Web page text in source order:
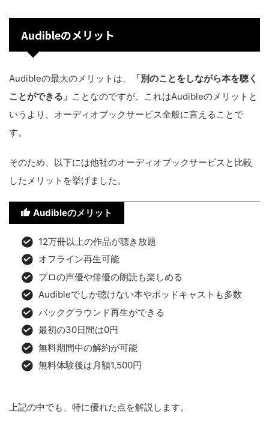
Audibleのメリット
Audibleの最大のメリットは、
「別のことをしながら本を聴く
ことができる」 ことなのですが、これはAudibleのメリットと
いうより、オーディオブックサービス全般に言えることで
す。
そのため、以下には他社のオーディオブックサービスと比較
したメリットを挙げました。
Audibleのメリット
12万冊以上の作品が聴き放題
オフライン再生可能
プロの声優や俳優の朗読も楽しめる
Audibleでしか聴けない本やポッドキャストも多数
バックグラウンド再生ができる
最初の30日間は0円
無料期間中の解約が可能
無料体験後は月額1,500円
上記の中でも、特に優れた点を解説します。